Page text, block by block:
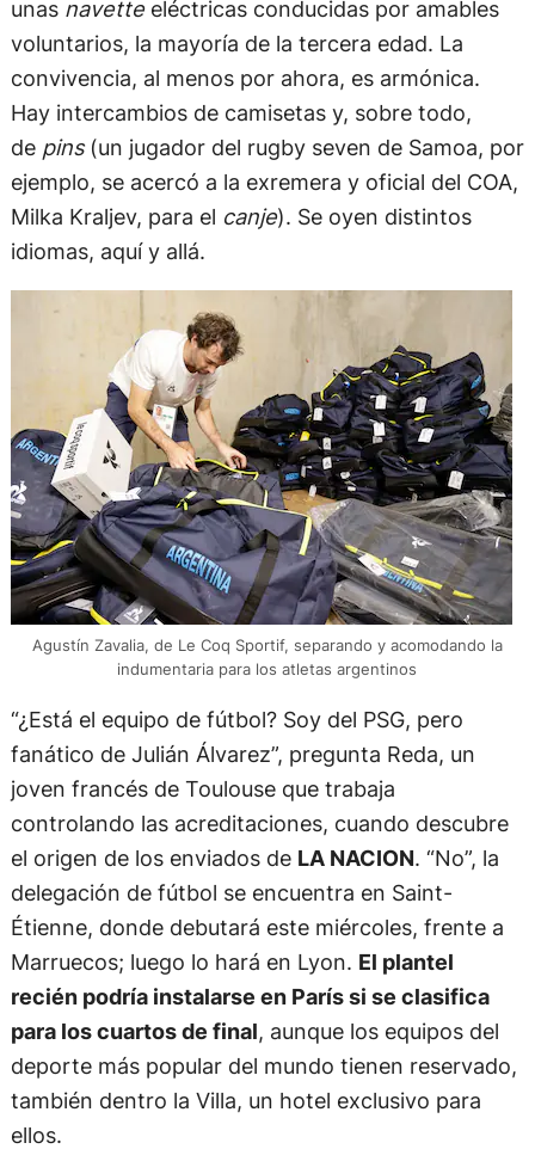
unas navetteeléctricas conducidas por amables
voluntarios, la mayoría de la tercera edad. La
convivencia, al menos por ahora, es armónica.
Hay intercambios de camisetas y, sobre todo,
de pins(un jugador del rugby seven de Samoa, por
ejemplo, se acercó a la exremera y oficial del COA,
Milka Kraljev, para el canje). Se oyen distintos
idiomas, aquí y allá.
Agustín Zavalia, de Le Coq Sportif, separando y acomodando la
indumentaria para los atletas argentinos
“¿Está el equipo de fútbol? Soy del PSG, pero
fanático de Julián Álvarez”, pregunta Reda, un
joven francés de Toulouse que trabaja
controlando las acreditaciones, cuando descubre
el origen de los enviados de LA NACION. “No”, la
delegación de fútbol se encuentra en Saint-
Étienne, donde debutará este miércoles, frente a
Marruecos; luego lo hará en Lyon. El plantel
recién podría instalarse en París si se clasifica
para los cuartos de final, aunque los equipos del
deporte más popular del mundo tienen reservado,
también dentro la Villa, un hotel exclusivo para
ellos.